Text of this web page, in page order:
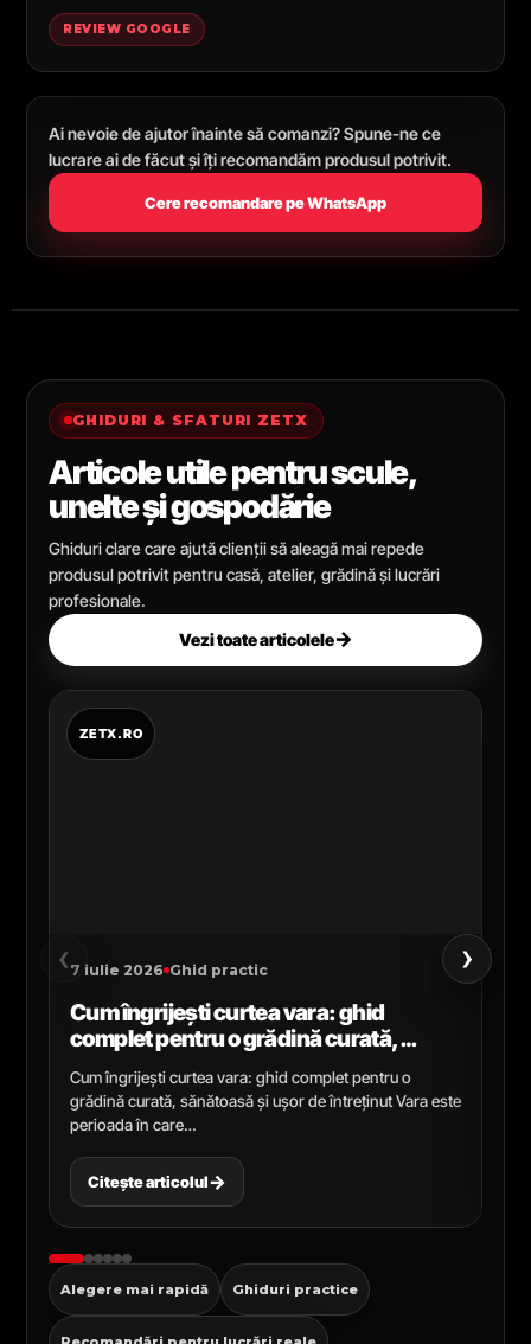
REVIEW GOOGLE
Ai nevoie de ajutor înainte să comanzi? Spune-ne ce
lucrare ai de făcut și îți recomandăm produsul potrivit.
Cere recomandare pe WhatsApp
GHIDURI & SFATURI ZETX
Articole utile pentru scule,
unelte și gospodărie
Ghiduri clare care ajută clienții să aleagă mai repede
produsul potrivit pentru casă, atelier, grădină și lucrări
profesionale.
Vezi toate articolele→
‹ 7 iulie 2026 Ghid practic
Cum îngrijești curtea vara: ghid
complet pentru o grădină curată,
sănătoasă și ușor de întreținut
Cum îngrijești curtea vara: ghid complet pentru o
grădină curată, sănătoasă și ușor de întreținut Vara este
perioada în care…
Citește articolul→
›
Alegere mai rapidă Ghiduri practice